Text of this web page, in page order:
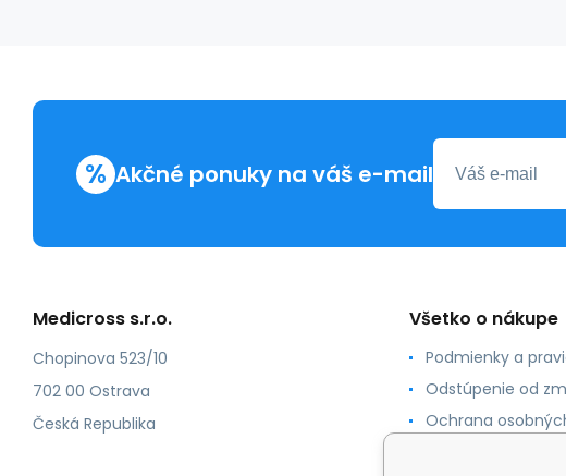
% Akčné ponuky na váš e-mail
Medicross s.r.o.
Chopinova 523/10
702 00 Ostrava
Česká Republika
Všetko o nákupe
Podmienky a
Odstúpenie od
Ochrana